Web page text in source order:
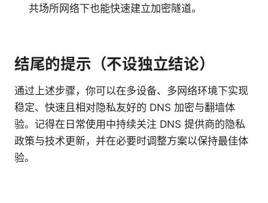
共场所网络下也能快速建立加密隧道。
结尾的提示（不设独立结论）
通过上述步骤，你可以在多设备、多网络环境下实现
稳定、快速且相对隐私友好的 DNS 加密与翻墙体
验。记得在日常使用中持续关注 DNS 提供商的隐私
政策与技术更新，并在必要时调整方案以保持最佳体
验。